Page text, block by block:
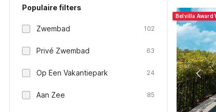
Populaire filters
Zwembad 102
Privé Zwembad 63
Op Een Vakantiepark 24
Aan Zee 85
Belvilla Award